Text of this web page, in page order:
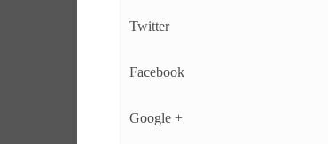
Twitter
Facebook
Google +